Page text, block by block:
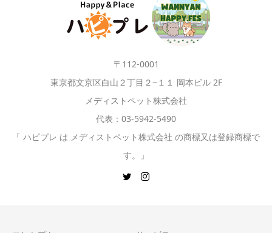
〒112-0001
東京都文京区白山２丁目２−１１ 岡本ビル 2F
メディストペット株式会社
代表：03-5942-5490
「 ハピプレ は メディストペット株式会社 の商標又は登録商標で
す。」